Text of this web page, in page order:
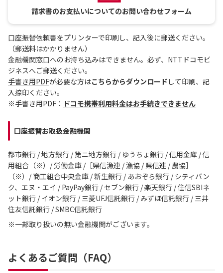
請求書のお支払いについてのお問い合わせフォーム
口座振替依頼書をプリンターで印刷し、記入後に郵送ください。
（郵送料はかかりません）
金融機関窓口へのお持ち込みはできません。必ず、NTTドコモビ
ジネスへご郵送ください。
手書き用PDFが必要な方はこちらからダウンロード して印刷、記
入捺印ください。
※手書き用PDF： ドコモ携帯利用料金はお手続きできません
口座振替お取扱金融機関
都市銀行 / 地方銀行 / 第ニ地方銀行 / ゆうちょ銀行 / 信用金庫 / 信
用組合（※）/ 労働金庫 /［県信漁連 / 漁協 / 県信連 / 農協］
（※）/ 商工組合中央金庫 / 新生銀行 / あおぞら銀行 / シティバン
ク、エヌ・エイ / PayPay銀行 / セブン銀行 / 楽天銀行 / 住信SBIネ
ット銀行 / イオン銀行 / 三菱UFJ信託銀行 / みずほ信託銀行 / 三井
住友信託銀行 / SMBC信託銀行
※一部取り扱いの無い金融機関がございます。
よくあるご質問（FAQ）